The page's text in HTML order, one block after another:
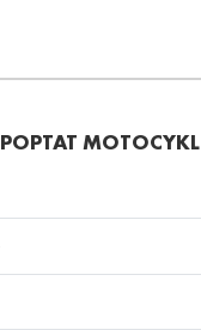
POPTAT MOTOCYKL